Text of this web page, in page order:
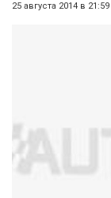
25 августа 2014 в 21:59